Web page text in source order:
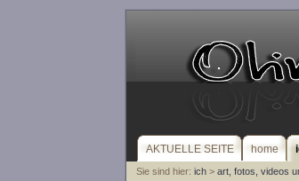
AKTUELLE SEITE home
Sie sind hier: ich> art, fotos, videos